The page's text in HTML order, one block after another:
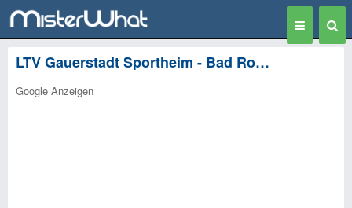
Toggle
navigation
LTV Gauerstadt Sportheim - Bad Rodach
Google Anzeigen